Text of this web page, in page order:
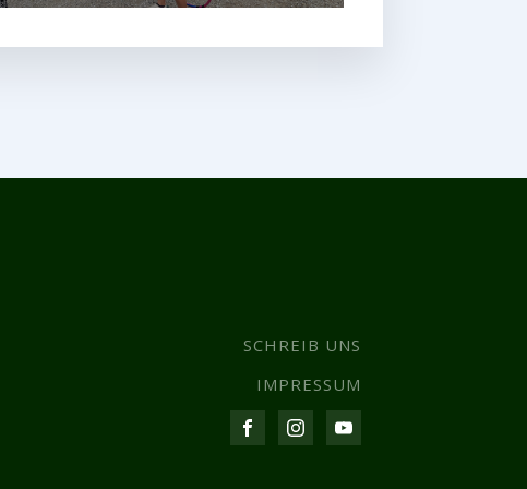
SCHREIB UNS
IMPRESSUM